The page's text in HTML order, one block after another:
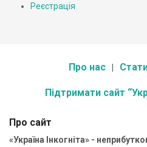
Реєстрація
Про нас
Підтримати сайт
Про сайт
«Україна Інкогніта» -